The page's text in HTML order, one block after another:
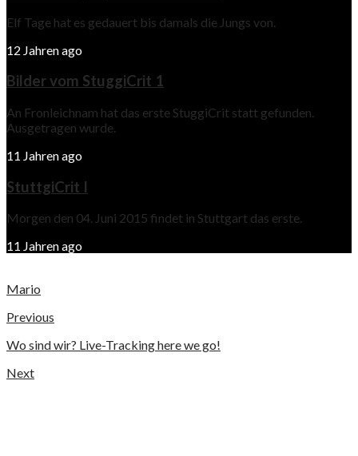
Elf Tage hat es gedauert bis damals die Jungs von.
12 Jahren ago
Bilder vom StuggiCrit 1
An Fronleichnam hat das erste StuggiCrit statt gefunden.
Ausgetragen wurde.
11 Jahren ago
StuttgiCrit I
Morgen den 04. Juni 2015 findet in Stuttgart das erste.
11 Jahren ago
Mario
Previous
Wo sind wir? Live-Tracking here we go!
Next